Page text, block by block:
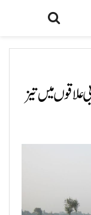
علاقوں میں تیز